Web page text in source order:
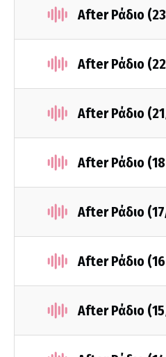
After Ράδιο
After Ράδιο
After Ράδιο
After Ράδιο
After Ράδιο
After Ράδιο
After Ράδιο